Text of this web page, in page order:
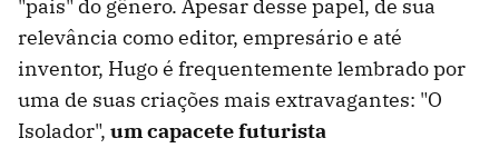
"pais" do gênero. Apesar desse papel, de sua
relevância como editor, empresário e até
inventor, Hugo é frequentemente lembrado por
uma de suas criações mais extravagantes: "O
Isolador", um capacete futurista